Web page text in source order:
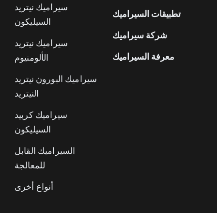
تطبيقات السيراميك
شركة سيراميك
معرفة السيراميك
سيراميك نيتريد
السيليكون
سيراميك نيتريد
الألومنيوم
سيراميك البورون نيتريد
النيتريد
سيراميك كربيد
السيليكون
السيراميك القابل
للمعالجة
أنواع أخرى